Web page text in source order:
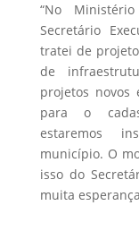
“No
Secretário
tratei de
de
projetos
para o
estaremos
município. O
isso do
muita